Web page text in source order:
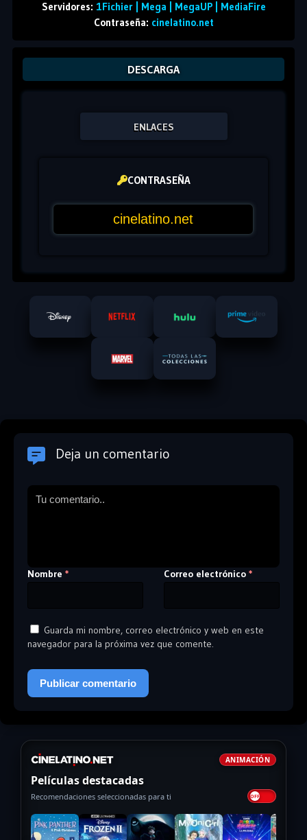
Servidores: 1Fichier | Mega | MegaUP | MediaFire
Contraseña: cinelatino.net
DESCARGA
ENLACES
CONTRASEÑA
Deja un comentario
Nombre * Correo electrónico *
Guarda mi nombre, correo electrónico y web en este
navegador para la próxima vez que comente.
ANIMACIÓN
Películas destacadas
Recomendaciones seleccionadas para ti